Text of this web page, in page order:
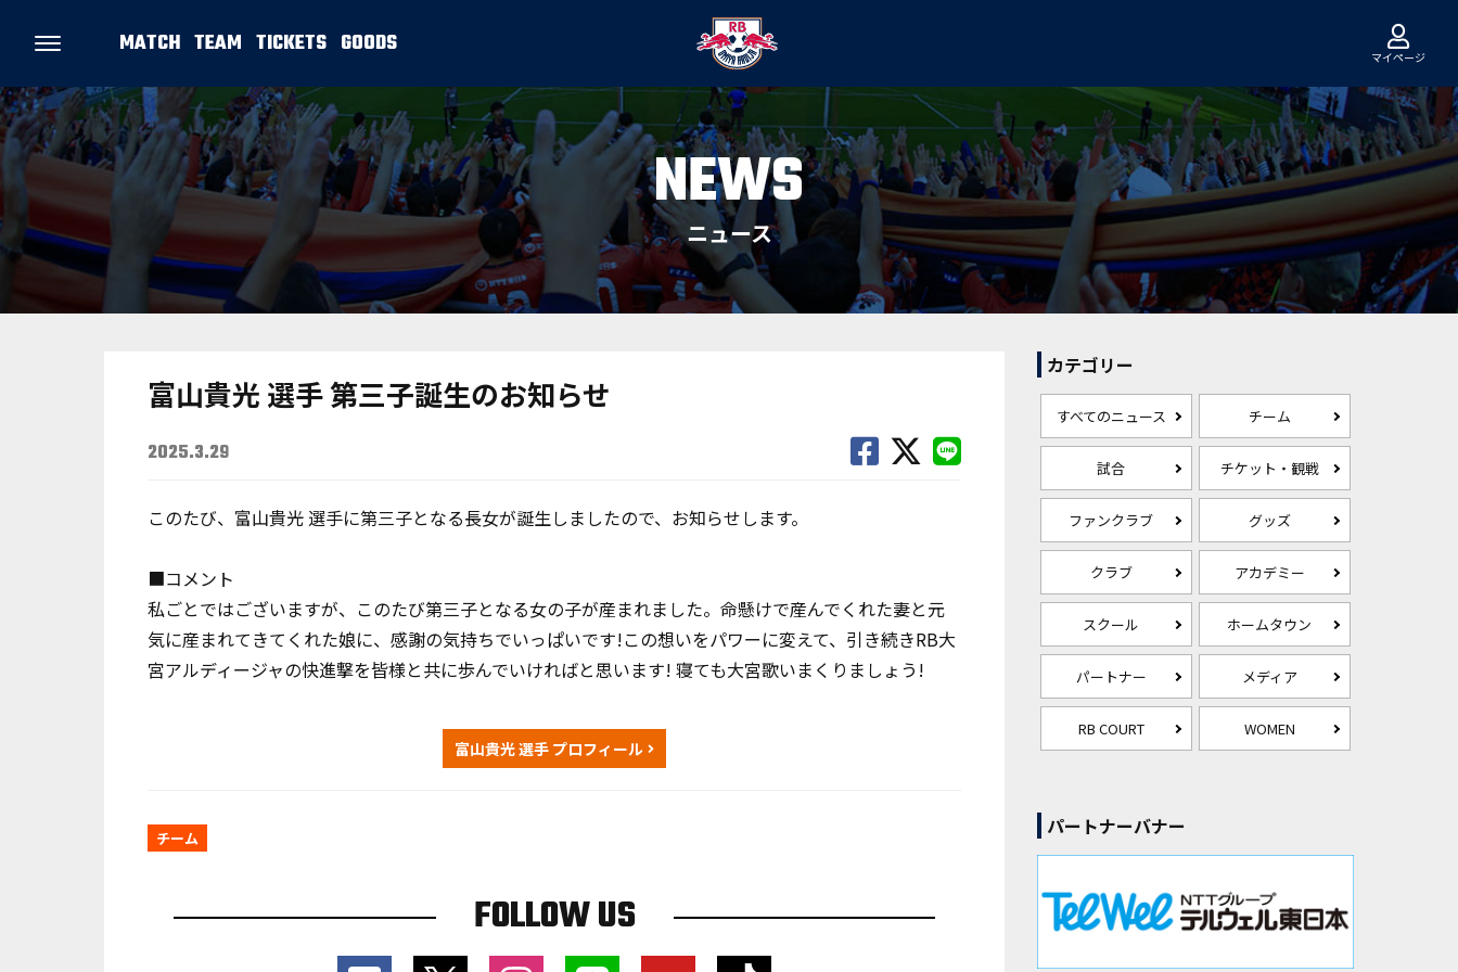
MATCH TEAM TICKETS GOODS マイページ
NEWS
ニュース
富山貴光 選手 第三子誕生のお知らせ
2025.3.29
このたび、富山貴光 選手に第三子となる長女が誕生しましたので、お知らせします。
■コメント
私ごとではございますが、このたび第三子となる女の子が産まれました。命懸けで産んでくれた妻と元
気に産まれてきてくれた娘に、感謝の気持ちでいっぱいです!この想いをパワーに変えて、引き続きRB大
宮アルディージャの快進撃を皆様と共に歩んでいければと思います! 寝ても大宮歌いまくりましょう!
富山貴光 選手 プロフィール
チーム
FOLLOW US
カテゴリー
すべてのニュース チーム
試合 チケット・観戦
ファンクラブ グッズ
クラブ アカデミー
スクール ホームタウン
パートナー メディア
RB COURT WOMEN
パートナーバナー